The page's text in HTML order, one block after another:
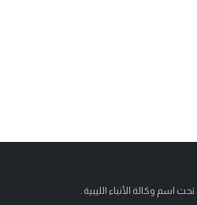
تحت اسم وكالة الأنباء الليبية .